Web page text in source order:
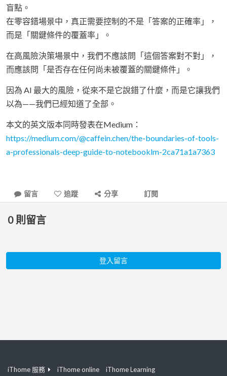
盲點。
在零容錯場景中，真正需要控制的不是「答案的正確率」，
而是「關鍵條件的覆蓋率」。
在高風險決策場景中，我們不應該問「這個答案對不對」，
而應該問「是否存在任何尚未被覆蓋的關鍵條件」。
因為 AI 最大的風險，從來不是它說錯了什麼，而是它讓我們
以為——我們已經知道了全部。
本文的英文版本同時發表在Medium：
https://medium.com/@caffein.chen/the-boundaries-of-tools-
a-professionals-deep-guide-to-notebooklm-2ca71a1a7363
留言 追蹤 分享 訂閱
0 則留言
登入留言
iThome 服務 iThome online iThome Learning